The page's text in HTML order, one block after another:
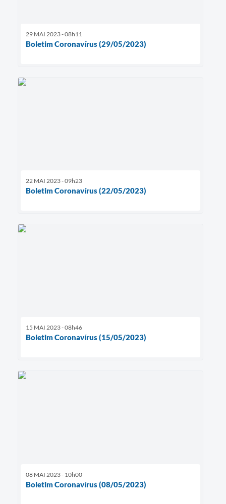
29 MAI 2023 - 08h11
Boletim Coronavírus (29/05/2023)
22 MAI 2023 - 09h23
Boletim Coronavírus (22/05/2023)
15 MAI 2023 - 08h46
Boletim Coronavírus (15/05/2023)
08 MAI 2023 - 10h00
Boletim Coronavírus (08/05/2023)